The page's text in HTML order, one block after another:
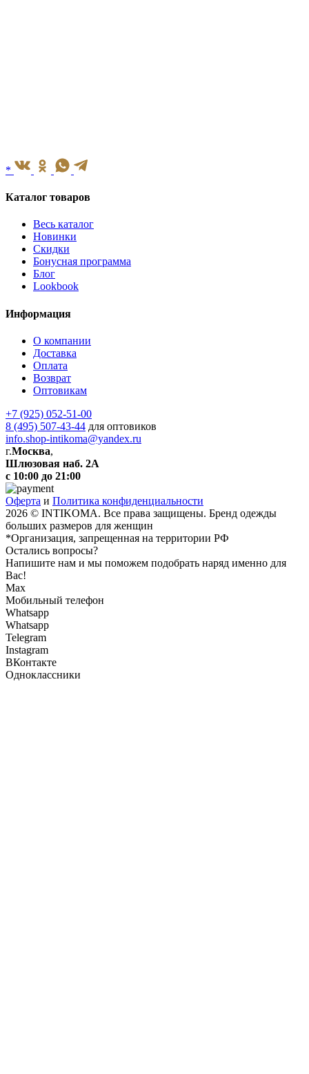
*
Каталог товаров
Весь каталог
Новинки
Скидки
Бонусная программа
Блог
Lookbook
Информация
О компании
Доставка
Оплата
Возврат
Оптовикам
+7 (925) 052-51-00
8 (495) 507-43-44 для оптовиков
info.shop-intikoma@yandex.ru
г.Москва,
Шлюзовая наб. 2А
с 10:00 до 21:00
Оферта и Политика конфиденциальности
2026 © INTIKOMA. Все права защищены. Бренд одежды
больших размеров для женщин
*Организация, запрещенная на территории РФ
Остались вопросы?
Напишите нам и мы поможем подобрать наряд именно для
Вас!
Max
Мобильный телефон
Whatsapp
Whatsapp
Telegram
Instagram
ВКонтакте
Одноклассники